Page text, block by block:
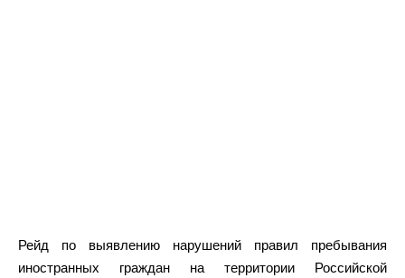
Рейд по выявлению нарушений правил пребывания
иностранных граждан на территории Российской